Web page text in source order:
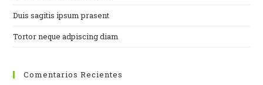
Duis sagitis ipsum prasent
Tortor neque adpiscing diam
Comentarios Recientes